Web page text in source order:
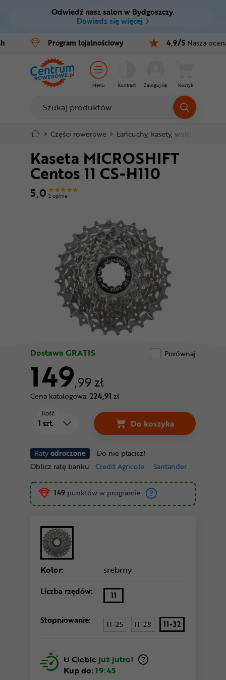
Ctrl M
Menu główne
Informacje o produkcie
Do koszyka
Szczegółowe informacje
Stopka
Mapa strony
Odwiedź nasz salon w Bydgoszczy.
Dowiedz się więcej
Program lojalnościowy 4,9/5 Nasza
Menu Kontrast Zaloguj się Koszyk
Rowery
E-bike
Części
Akcesoria
Odzież
Kaski
Buty
Nowości
Superoferta
> Części rowerowe > Łańcuchy, kasety, wolnobiegi
Kaseta MICROSHIFT
Centos 11 CS-H110
5,0 2 opinie
Dostawa GRATIS Porównaj
149,99 zł
Cena katalogowa: 224,91 zł
Ratyodroczone
Do nie płacisz!
Oblicz ratę banku: Credit Agricole Santander
Ilość
Do koszyka
149 punktów w programie
Kolor: srebrny
Liczba rzędów: 11
Stopniowanie: 11-25 11-28 11-32
U Ciebie już jutro!
Kup do: 19:45